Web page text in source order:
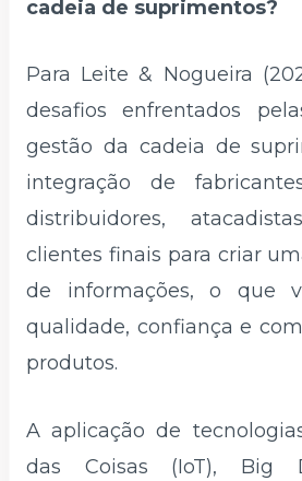
cadeia de suprimentos?
Para Leite & Nogueira
desafios enfrentados
gestão da cadeia de
integração de
distribuidores,
clientes finais para criar
de informações, o que
qualidade, confiança e
produtos.
A aplicação de
das Coisas (IoT), Big